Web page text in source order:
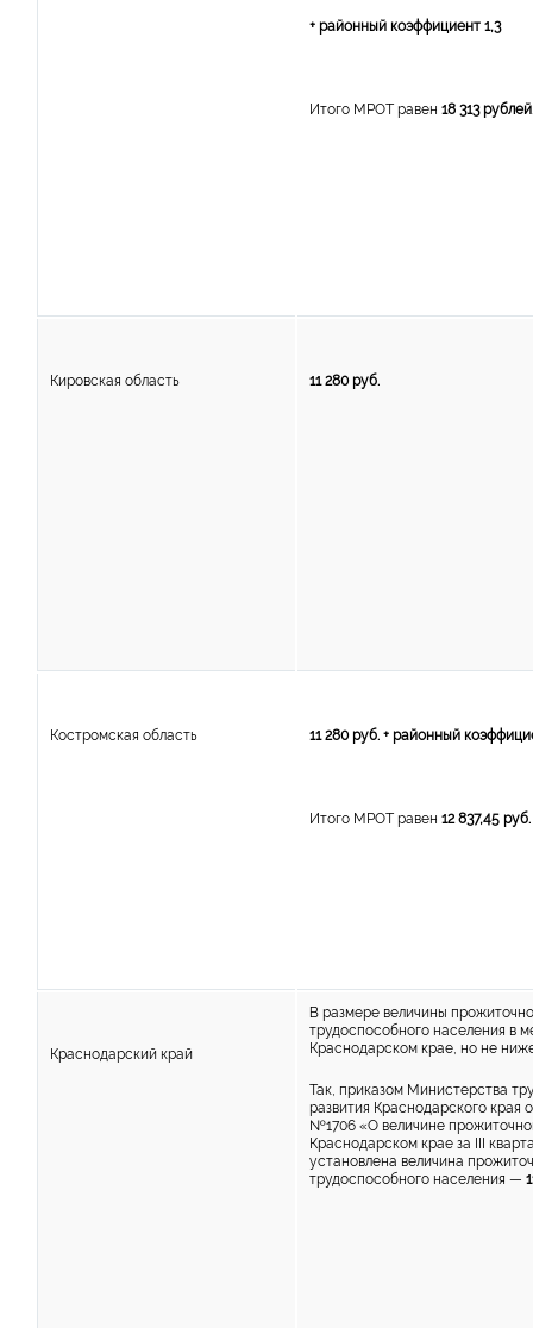
+ районный коэффициент 1,3
Итого МРОТ равен18 313 рублей
Кировская область 11 280 руб.
Костромская область 11 280 руб. + районный
Итого МРОТ равен12 837,45 руб.
Краснодарский край
В размере величины
трудоспособного населения в
Краснодарском крае, но не
Так, приказом Министерства
развития Краснодарского края
№1706 «О величине
Краснодарском крае за III
установлена величина
трудоспособного населения —